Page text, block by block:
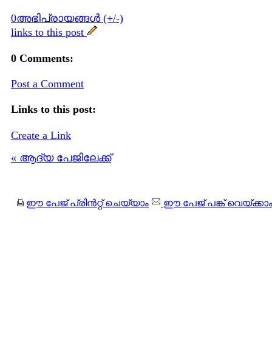
0അഭിപ്രായങ്ങള്‍ (+/-)
links to this post
0 Comments:
Post a Comment
Links to this post:
Create a Link
« ആദ്യ പേജിലേക്ക്
ഈ പേജ് പ്രിന്‍റ്റ് ചെയ്യാം ഈ പേജ് പങ്ക് വെയ്ക്കാം